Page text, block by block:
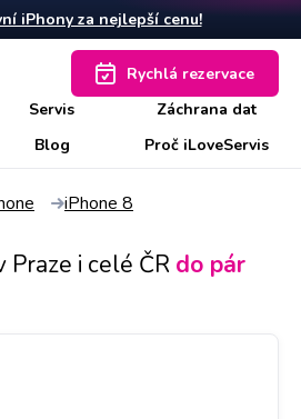
iPhony za nejlepší cenu!
Servis
Záchrana dat
Blog Proč iLoveServis
Rychlá rezervace
iPhone 8
i celé ČR do pár